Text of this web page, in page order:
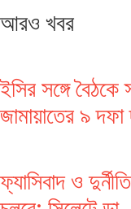
আরও খবর
ইসির সঙ্গে বৈঠকে
জামায়াতের ৯ দফা
ফ্যাসিবাদ ও